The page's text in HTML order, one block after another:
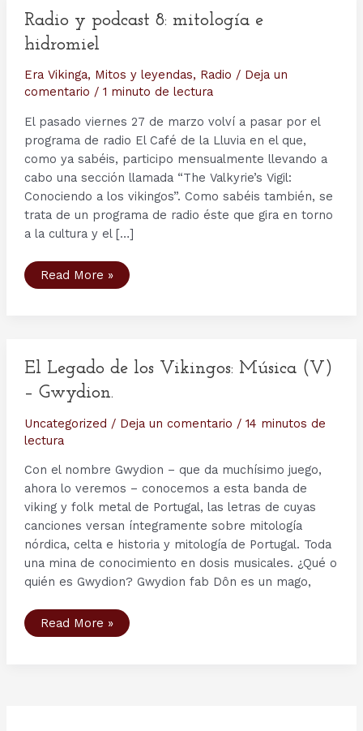
Radio y podcast 8: mitología e
hidromiel
Era Vikinga, Mitos y leyendas, Radio / Deja un
comentario / 1 minuto de lectura
El pasado viernes 27 de marzo volví a pasar por el
programa de radio El Café de la Lluvia en el que,
como ya sabéis, participo mensualmente llevando a
cabo una sección llamada “The Valkyrie’s Vigil:
Conociendo a los vikingos”. Como sabéis también, se
trata de un programa de radio éste que gira en torno
a la cultura y el […]
Radio
y
Read More »
El Legado de los Vikingos: Música (V)
– Gwydion.
Uncategorized / Deja un comentario / 14 minutos de
lectura
Con el nombre Gwydion – que da muchísimo juego,
ahora lo veremos – conocemos a esta banda de
viking y folk metal de Portugal, las letras de cuyas
canciones versan íntegramente sobre mitología
nórdica, celta e historia y mitología de Portugal. Toda
una mina de conocimiento en dosis musicales. ¿Qué o
quién es Gwydion? Gwydion fab Dôn es un mago,
El
Legado
Read More »